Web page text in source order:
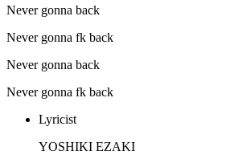
Never gonna back
Never gonna fk back
Never gonna back
Never gonna fk back
Lyricist
YOSHIKI EZAKI